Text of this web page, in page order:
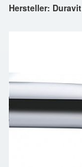
Hersteller: Duravit